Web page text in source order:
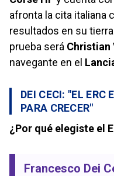
afronta la cita italiana
resultados en su
prueba será Christian
navegante en el
DEI CECI: "EL ERC
PARA CRECER"
¿Por qué elegiste el
Francesco Dei